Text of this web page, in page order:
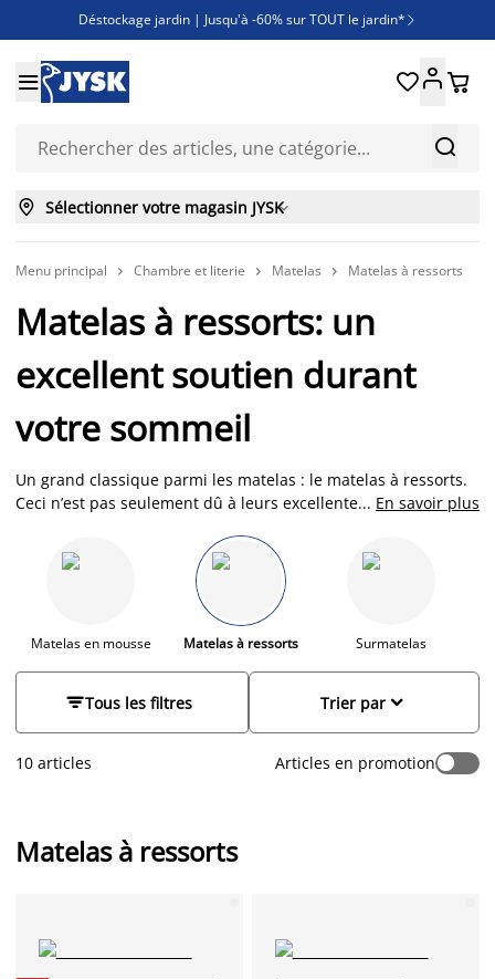
Déstockage jardin | Jusqu'à -60% sur TOUT le jardin* 
Jusqu'à -50% sur une sélection literie
Découvrez les nouveautés de la collection


 
 Sélectionner votre magasin JYSK
Menu principal  Chambre et literie  Matelas  Matelas à ressorts
Matelas à ressorts: un
excellent soutien durant
votre sommeil
Un grand classique parmi les matelas : le matelas à ressorts.
Ceci n’est pas seulement dû à leurs excellentes
parfaite stabilité et une longévité incroyable. Trouvez le
matelas à ressorts qui vous convient parmi une large gamme
BASIC, PLUS ou GOLD et parmi différentes dimensions. Vous
ne savez pas comment faire votre choix ? Vous pouvez
toujours consulter notreguide en ligne
ou demander conseil
... En savoir plus
Matelas en mousse Matelas à ressorts Surmatelas
Tous les filtres 
Trier par
10 articles Articles en promotion
Matelas à ressorts